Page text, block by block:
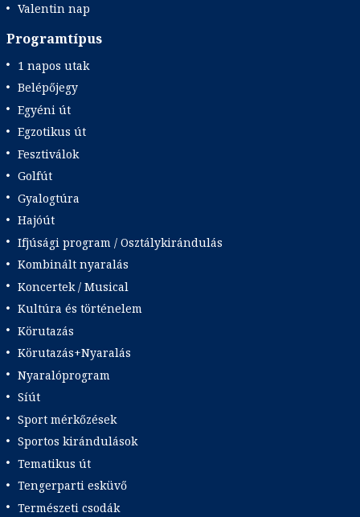
Valentin nap
Programtípus
1 napos utak
Belépőjegy
Egyéni út
Egzotikus út
Fesztiválok
Golfút
Gyalogtúra
Hajóút
Ifjúsági program / Osztálykirándulás
Kombinált nyaralás
Koncertek / Musical
Kultúra és történelem
Körutazás
Körutazás+Nyaralás
Nyaralóprogram
Síút
Sport mérkőzések
Sportos kirándulások
Tematikus út
Tengerparti esküvő
Természeti csodák